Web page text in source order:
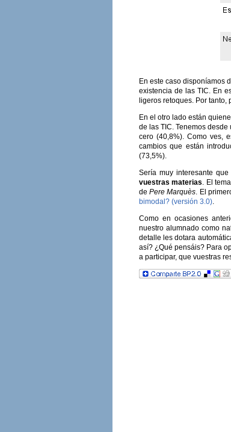
En este caso disponíamos
existencia de las TIC. En
ligeros retoques. Por
En el otro lado están
de las TIC. Tenemos
cero (40,8%). Como ves,
cambios que están
(73,5%).
Sería muy interesante
vuestras materias. El
de Pere Marquès. El
bimodal? (versión 3.0).
Como en ocasiones
nuestro alumnado como
detalle les dotara
así? ¿Qué pensáis? Para
a participar, que vuestras